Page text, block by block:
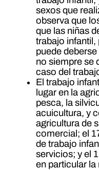
sexos que
observa que
que las niñas
trabajo
puede
no siempre se
caso del
El trabajo
lugar en la
pesca, la
acuicultura, y
agricultura de
comercial; el
de trabajo
servicios; y el
en particular la